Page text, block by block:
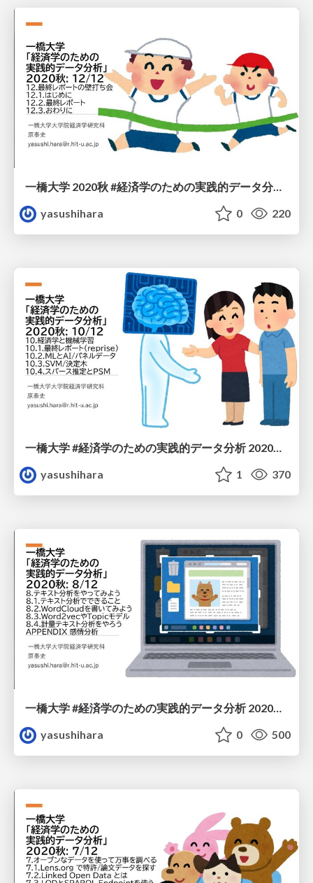
一橋大学 2020秋 #経済学のための実践的データ分析 12/12
yasushihara
0 220
yasushihara
1 370
一橋大学 #経済学のための実践的データ分析 2020秋: 8/12
yasushihara
0 500